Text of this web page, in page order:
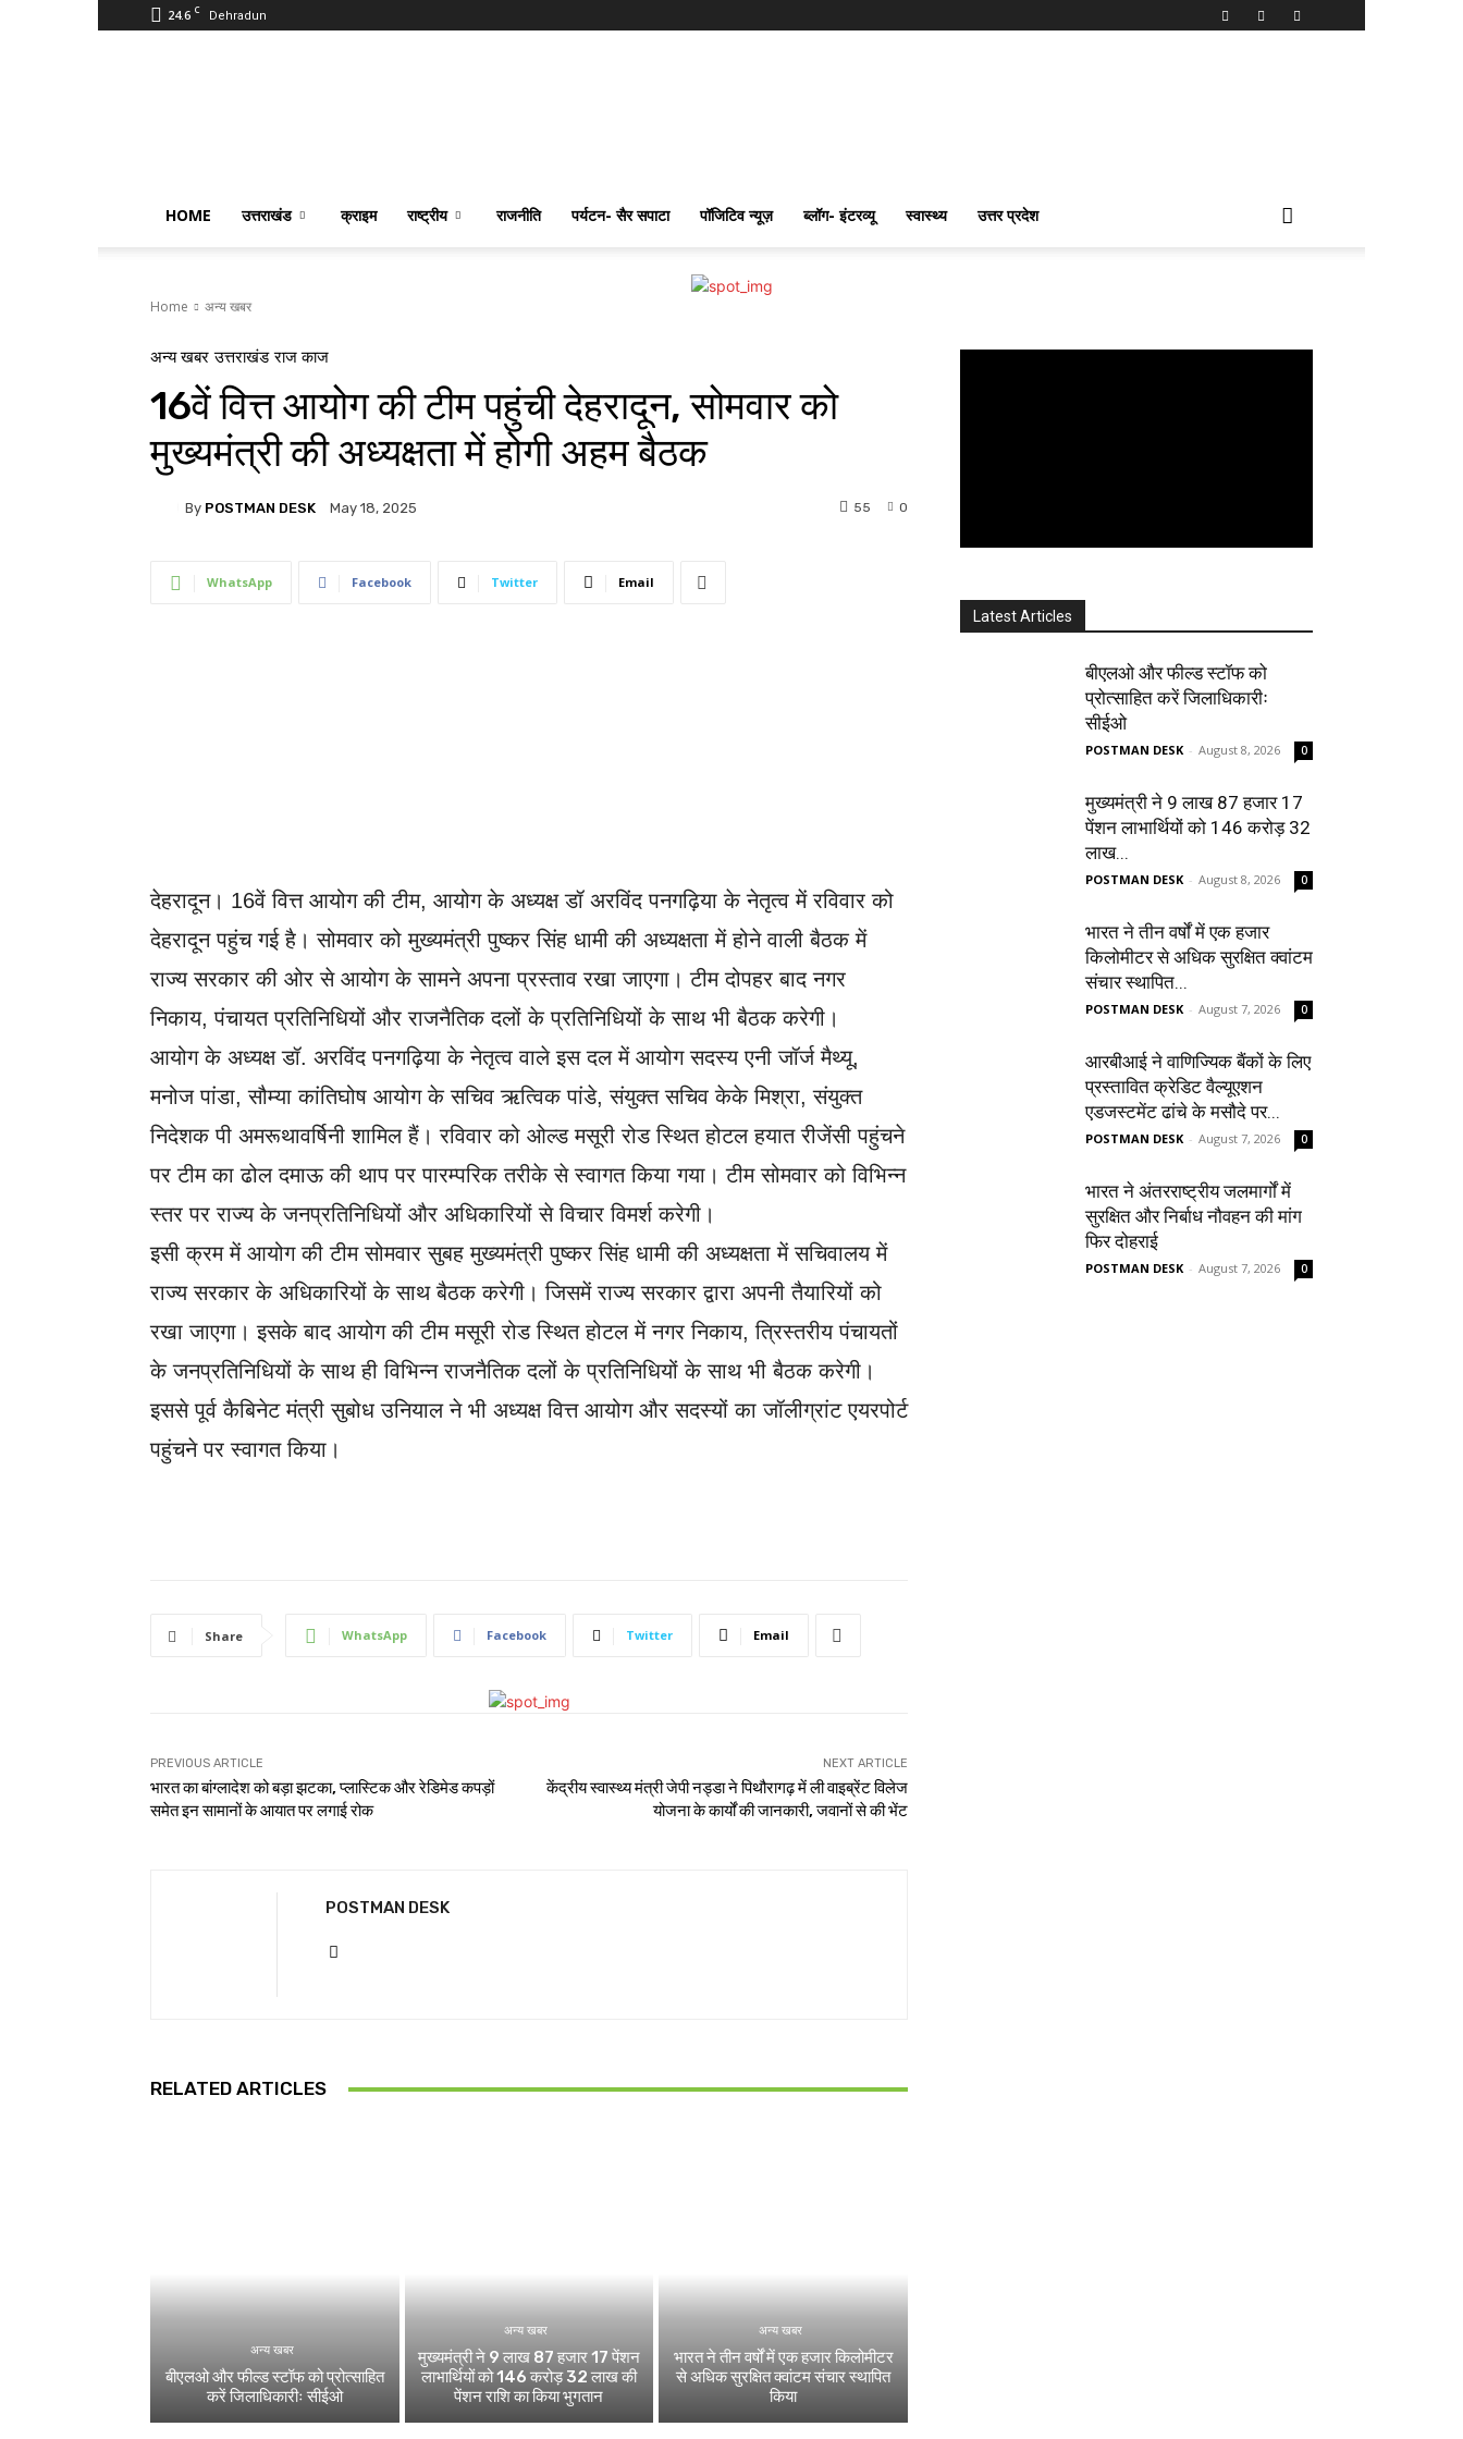
24.6 C Dehradun
HOME उत्तराखंड क्राइम राष्ट्रीय राजनीति पर्यटन- सैर सपाटा पॉजिटिव न्यूज़ ब्लॉग- इंटरव्यू स्वास्थ्य उत्तर प्रदेश
Home अन्य खबर
अन्य खबर उत्तराखंड राज काज
16वें वित्त आयोग की टीम पहुंची देहरादून, सोमवार को
मुख्यमंत्री की अध्यक्षता में होगी अहम बैठक
By POSTMAN DESK May 18, 2025 0
55
WhatsApp Facebook Twitter Email
देहरादून। 16वें वित्त आयोग की टीम, आयोग के अध्यक्ष डॉ अरविंद पनगढ़िया के नेतृत्व में रविवार को
देहरादून पहुंच गई है। सोमवार को मुख्यमंत्री पुष्कर सिंह धामी की अध्यक्षता में होने वाली बैठक में
राज्य सरकार की ओर से आयोग के सामने अपना प्रस्ताव रखा जाएगा। टीम दोपहर बाद नगर
निकाय, पंचायत प्रतिनिधियों और राजनैतिक दलों के प्रतिनिधियों के साथ भी बैठक करेगी।
आयोग के अध्यक्ष डॉ. अरविंद पनगढ़िया के नेतृत्व वाले इस दल में आयोग सदस्य एनी जॉर्ज मैथ्यू,
मनोज पांडा, सौम्या कांतिघोष आयोग के सचिव ऋत्विक पांडे, संयुक्त सचिव केके मिश्रा, संयुक्त
निदेशक पी अमरूथावर्षिनी शामिल हैं। रविवार को ओल्ड मसूरी रोड स्थित होटल हयात रीजेंसी पहुंचने
पर टीम का ढोल दमाऊ की थाप पर पारम्परिक तरीके से स्वागत किया गया। टीम सोमवार को विभिन्न
स्तर पर राज्य के जनप्रतिनिधियों और अधिकारियों से विचार विमर्श करेगी।
इसी क्रम में आयोग की टीम सोमवार सुबह मुख्यमंत्री पुष्कर सिंह धामी की अध्यक्षता में सचिवालय में
राज्य सरकार के अधिकारियों के साथ बैठक करेगी। जिसमें राज्य सरकार द्वारा अपनी तैयारियों को
रखा जाएगा। इसके बाद आयोग की टीम मसूरी रोड स्थित होटल में नगर निकाय, त्रिस्तरीय पंचायतों
के जनप्रतिनिधियों के साथ ही विभिन्न राजनैतिक दलों के प्रतिनिधियों के साथ भी बैठक करेगी।
इससे पूर्व कैबिनेट मंत्री सुबोध उनियाल ने भी अध्यक्ष वित्त आयोग और सदस्यों का जॉलीग्रांट एयरपोर्ट
पहुंचने पर स्वागत किया।
Share WhatsApp Facebook Twitter Email
PREVIOUS ARTICLE
भारत का बांग्लादेश को बड़ा झटका, प्लास्टिक और रेडिमेड कपड़ों
समेत इन सामानों के आयात पर लगाई रोक
NEXT ARTICLE
केंद्रीय स्वास्थ्य मंत्री जेपी नड्डा ने पिथौरागढ़ में ली वाइब्रेंट विलेज
योजना के कार्यों की जानकारी, जवानों से की भेंट
POSTMAN DESK
RELATED ARTICLES
अन्य खबर
बीएलओ और फील्ड स्टॉफ को प्रोत्साहित
करें जिलाधिकारीः सीईओ
अन्य खबर
मुख्यमंत्री ने 9 लाख 87 हजार 17 पेंशन
लाभार्थियों को 146 करोड़ 32 लाख की
पेंशन राशि का किया भुगतान
अन्य खबर
भारत ने तीन वर्षों में एक हजार किलोमीटर
से अधिक सुरक्षित क्वांटम संचार स्थापित
किया
Latest Articles
बीएलओ और फील्ड स्टॉफ को
प्रोत्साहित करें जिलाधिकारीः
सीईओ
POSTMAN DESK - August 8, 2026 0
मुख्यमंत्री ने 9 लाख 87 हजार 17
पेंशन लाभार्थियों को 146 करोड़ 32
लाख...
POSTMAN DESK - August 8, 2026 0
भारत ने तीन वर्षों में एक हजार
किलोमीटर से अधिक सुरक्षित क्वांटम
संचार स्थापित...
POSTMAN DESK - August 7, 2026 0
आरबीआई ने वाणिज्यिक बैंकों के लिए
प्रस्तावित क्रेडिट वैल्यूएशन
एडजस्टमेंट ढांचे के मसौदे पर...
POSTMAN DESK - August 7, 2026 0
भारत ने अंतरराष्ट्रीय जलमार्गों में
सुरक्षित और निर्बाध नौवहन की मांग
फिर दोहराई
POSTMAN DESK - August 7, 2026 0